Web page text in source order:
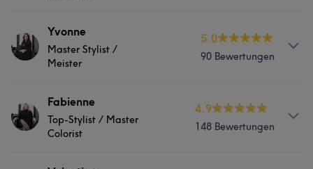
Sympathisch 13
Services
Friseur
Yvonne
Master Stylist /
Meister
5.0
90 Bewertungen
Services
Friseur
Fabienne
Top-Stylist / Master
Colorist
4.9
148 Bewertungen